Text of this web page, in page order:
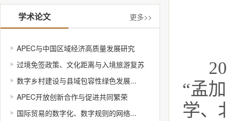
学术论文 更多>>
APEC与中国区域经济高质量发展研究
过境免签政策、文化距离与入境旅游复苏
数字乡村建设与县域包容性绿色发展...
APEC开放创新合作与促进共同繁荣
国际贸易的数字化、数字规则的网络...
“孟
学、